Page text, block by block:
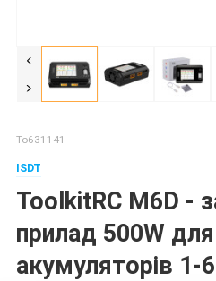
To631141
ISDT
ToolkitRC M6D -
прилад 500W для
акумуляторів 1-